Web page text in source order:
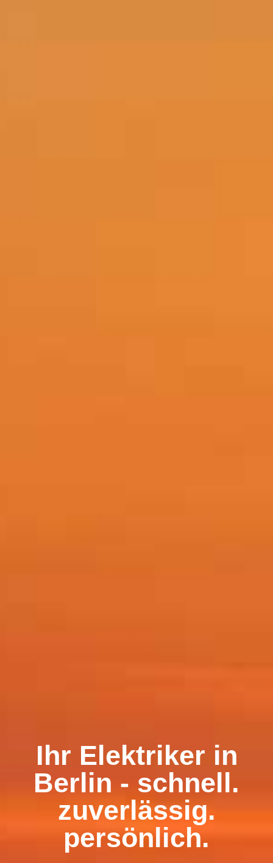
Ihr Elektriker in
Berlin - schnell.
zuverlässig.
persönlich.